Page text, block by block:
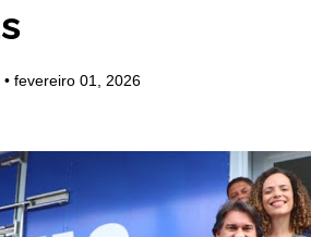
• fevereiro 01, 2026